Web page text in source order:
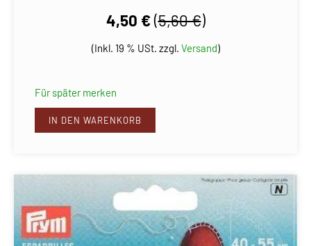
4,50 €(5,60 €)
(Inkl. 19 % USt. zzgl. Versand)
Für später merken
IN DEN WARENKORB